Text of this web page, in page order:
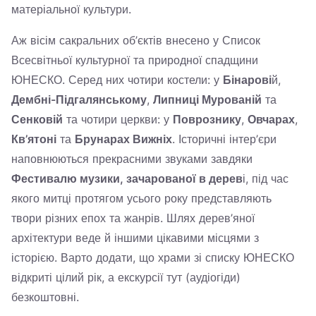
матеріальної культури.
Аж вісім сакральних об’єктів внесено у Список
Всесвітньої культурної та природної спадщини
ЮНЕСКО. Серед них чотири костели: у Бінаровій,
Дембні-Підгалянському, Липниці Мурованій та
Сенковій та чотири церкви: у Поврознику, Овчарах,
Кв’ятоні та Брунарах Вижніх. Історичні інтер’єри
наповнюються прекрасними звуками завдяки
Фестивалю музики, зачарованої в дереві, під час
якого митці протягом усього року представляють
твори різних епох та жанрів. Шлях дерев’яної
архітектури веде й іншими цікавими місцями з
історією. Варто додати, що храми зі списку ЮНЕСКО
відкриті цілий рік, а екскурсії тут (аудіогіди)
безкоштовні.